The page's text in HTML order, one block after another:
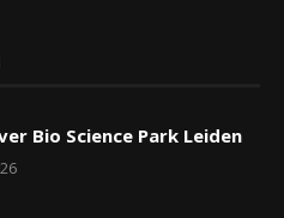
Bio Science Park Leiden